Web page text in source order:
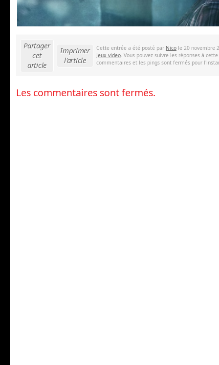
Partager
cet
article
Imprimer
l'article
Cette entrée a été posté par Nico le 20 novembre
Jeux video. Vous pouvez suivre les réponses à
commentaires et les pings sont fermés pour
Les commentaires sont fermés.